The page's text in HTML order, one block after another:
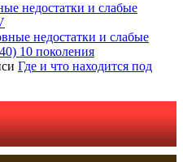
недостатки и слабые
недостатки и слабые
10 поколения
Где и что находится под